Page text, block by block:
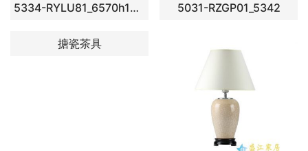
5334-RYLU81_6570h12.5k10w10 5031-RZGP01_5342
搪瓷茶具